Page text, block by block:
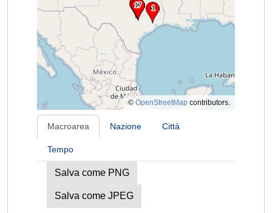
© OpenStreetMap contributors.
Macroarea Nazione Città
Tempo
Salva come PNG
Salva come JPEG